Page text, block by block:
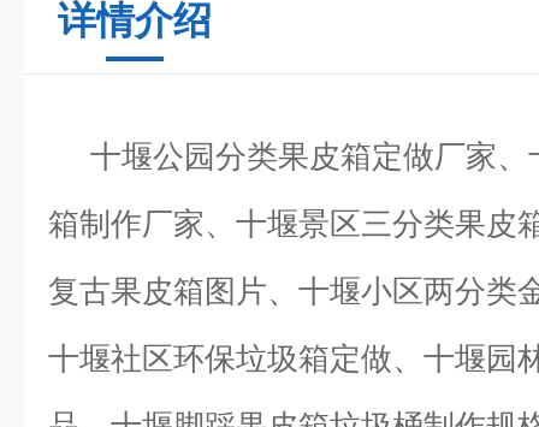
详情介绍
十堰公园分类果皮箱定做厂家、
箱制作厂家、十堰景区三分类果皮
复古果皮箱图片、十堰小区两分类
十堰社区环保垃圾箱定做、十堰园